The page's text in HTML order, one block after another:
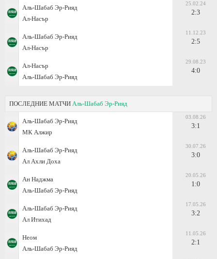
Аль-Шабаб Эр-Рияд
Ал-Насър
25.02.24
2:3
Аль-Шабаб Эр-Рияд
Ал-Насър
11.12.23
2:5
Ал-Насър
Аль-Шабаб Эр-Рияд
29.08.23
4:0
ПОСЛЕДНИЕ МАТЧИ Аль-Шабаб Эр-Рияд
Аль-Шабаб Эр-Рияд
МК Алжир
03.08.26
3:1
Аль-Шабаб Эр-Рияд
Ал Ахли Доха
30.07.26
3:0
Ан Наджма
Аль-Шабаб Эр-Рияд
20.05.26
1:0
Аль-Шабаб Эр-Рияд
Ал Итихад
17.05.26
3:2
Неом
Аль-Шабаб Эр-Рияд
11.05.26
2:1